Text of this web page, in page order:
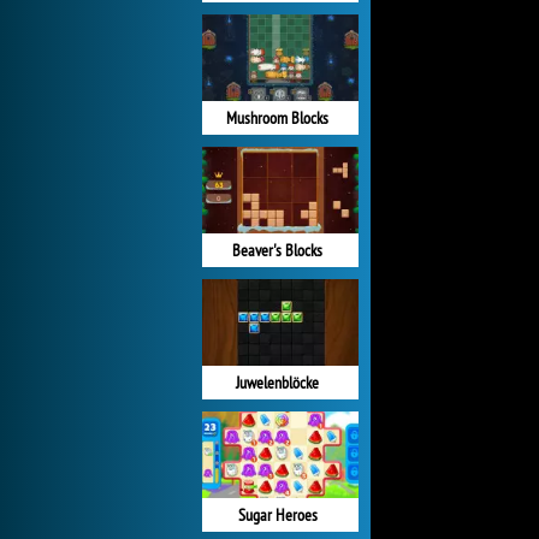
Mushroom Blocks
Beaver's Blocks
Juwelenblöcke
Sugar Heroes